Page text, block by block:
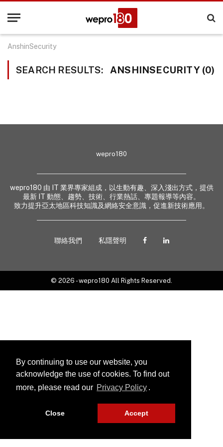
By continuing to use our website, you
acknowledge the use of cookies. To find out
more, please read our Privacy Policy .
Close Accept
AnshinSecurity
SEARCH RESULTS: ANSHINSECURITY (0)
wepro180
wepro180 由 IT 業界專家組成，以生動有趣、深入淺出方式，提供
最新 IT 動態、趨勢、技術、行業熱話、專題報導等內容。
致力提升亞太地區科技知識及網絡安全意識，促進新技術應用。
聯絡我們 私隱聲明
© 2026 - wepro180 All Rights Reserved.